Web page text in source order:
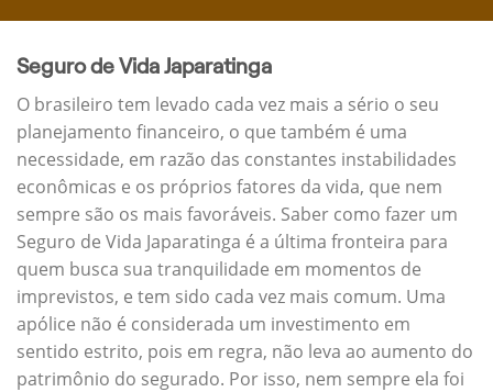
Seguro de Vida Japaratinga
O brasileiro tem levado cada vez mais a sério o seu
planejamento financeiro, o que também é uma
necessidade, em razão das constantes instabilidades
econômicas e os próprios fatores da vida, que nem
sempre são os mais favoráveis. Saber como fazer um
Seguro de Vida Japaratinga é a última fronteira para
quem busca sua tranquilidade em momentos de
imprevistos, e tem sido cada vez mais comum. Uma
apólice não é considerada um investimento em
sentido estrito, pois em regra, não leva ao aumento do
patrimônio do segurado. Por isso, nem sempre ela foi